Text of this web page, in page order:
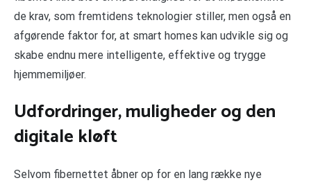
de krav, som fremtidens teknologier stiller, men også en
afgørende faktor for, at smart homes kan udvikle sig og
skabe endnu mere intelligente, effektive og trygge
hjemmemiljøer.
Udfordringer, muligheder og den
digitale kløft
Selvom fibernettet åbner op for en lang række nye